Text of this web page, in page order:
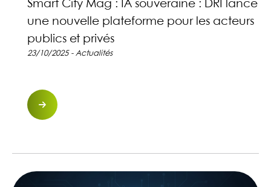
Smart City Mag : IA souveraine : DRI lance
une nouvelle plateforme pour les acteurs
publics et privés
23/10/2025 - Actualités